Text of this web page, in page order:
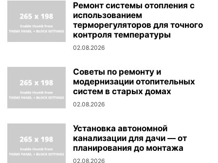
Ремонт системы отопления с
использованием
терморегуляторов для точного
контроля температуры
02.08.2026
Советы по ремонту и
модернизации отопительных
систем в старых домах
02.08.2026
Установка автономной
канализации для дачи — от
планирования до монтажа
02.08.2026